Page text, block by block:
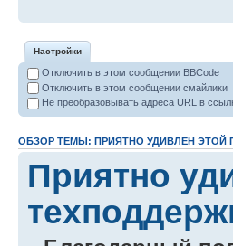
Настройки
Отключить в этом сообщении BBCode
Отключить в этом сообщении смайлики
Не преобразовывать адреса URL в
ОБЗОР ТЕМЫ: ПРИЯТНО УДИВЛЕН ЭТОЙ
Приятно